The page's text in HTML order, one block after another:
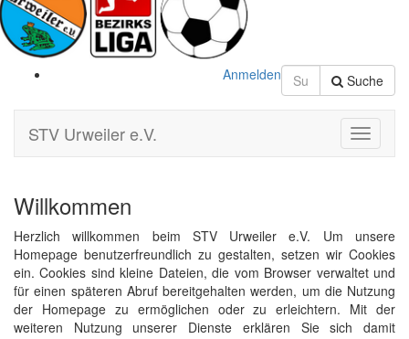
Suche
Anmelden
Toggle
STV Urweiler e.V.
Willkommen
Herzlich willkommen beim STV Urweiler e.V. Um unsere
Homepage benutzerfreundlich zu gestalten, setzen wir Cookies
ein. Cookies sind kleine Dateien, die vom Browser verwaltet und
für einen späteren Abruf bereitgehalten werden, um die Nutzung
der Homepage zu ermöglichen oder zu erleichtern. Mit der
weiteren Nutzung unserer Dienste erklären Sie sich damit